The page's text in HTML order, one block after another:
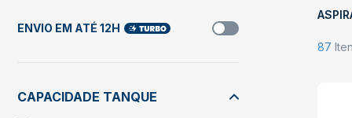
CAPACIDADE TANQUE
ENVIO EM ATÉ 12H
87